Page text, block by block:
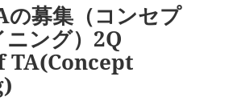
募集（コンセプ
ニング）2Q